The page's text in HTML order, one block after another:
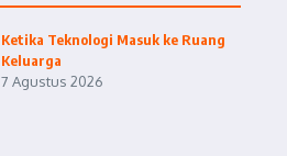
Ketika Teknologi Masuk ke Ruang
Keluarga
7 Agustus 2026